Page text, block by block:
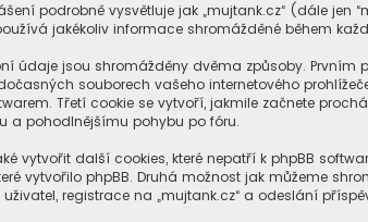
podrobně vysvětluje jak „mujtank.cz“ (dále jen
jakékoliv informace shromážděné během
údaje jsou shromážděny dvěma způsoby. Prvním
souborech vašeho internetového
Třetí cookie se vytvoří, jakmile začnete
a pohodlnějšímu pohybu po fóru.
vytvořit další cookies, které nepatří k phpBB
vytvořilo phpBB. Druhá možnost jak můžeme
registrace na „mujtank.cz“ a odeslání